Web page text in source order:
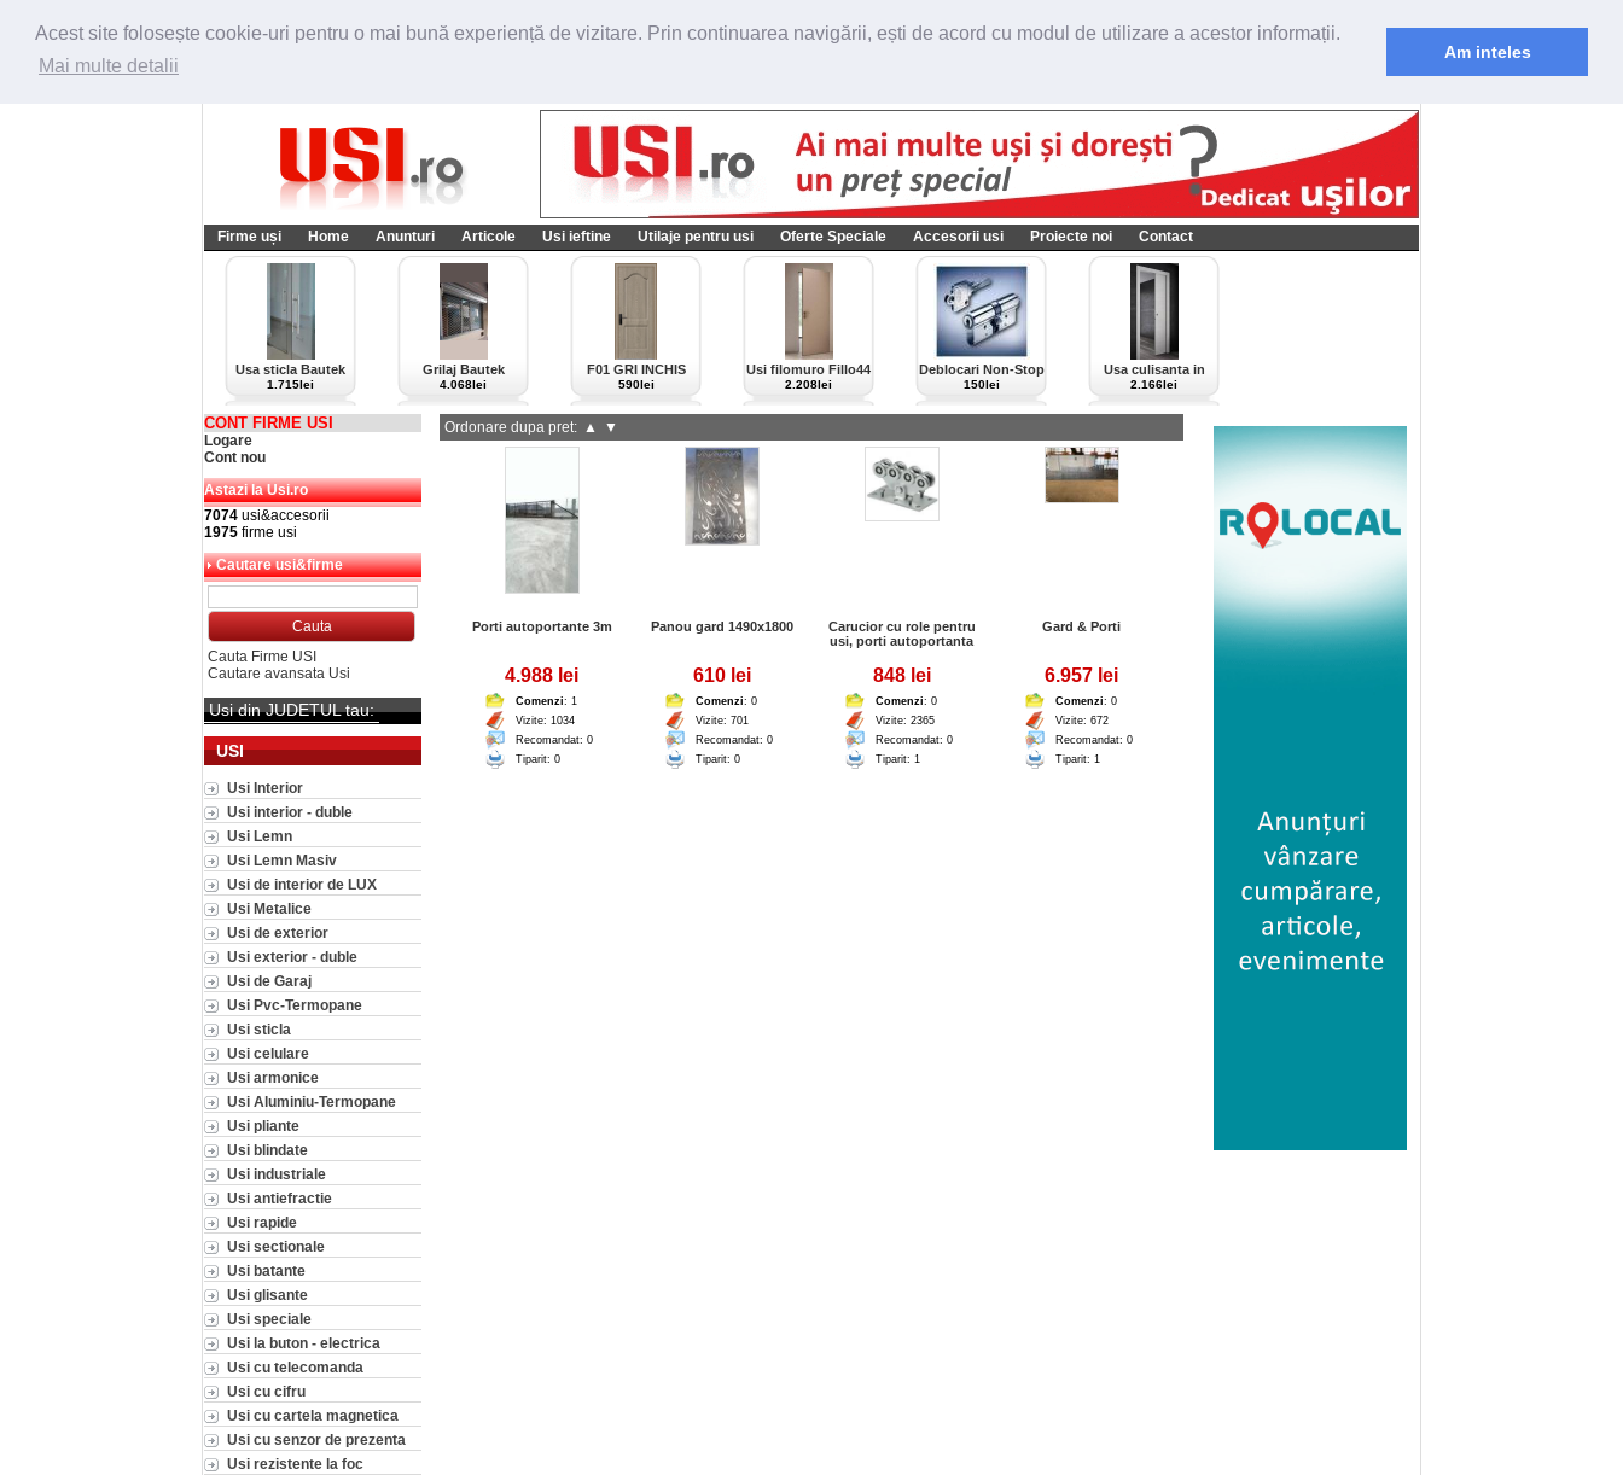
Acest site folosește cookie-uri pentru o mai bună experiență de vizitare. Prin continuarea navigării, ești de acord cu modul de utilizare a acestor informații.
Mai multe detalii
Am inteles
Firme uși Home Anunturi Articole Usi ieftine Utilaje pentru usi Oferte Speciale Accesorii usi Proiecte noi Contact
Usa sticla Bautek
1.715lei
Grilaj Bautek
4.068lei
F01 GRI INCHIS
590lei
Usi filomuro Fillo44
import Italia
2.208lei
Deblocari Non-Stop
150lei
Usa culisanta in
perete Scrigno,
culoare alba-bianco
2.166lei
CONT FIRME USI
Logare
Cont nou
Astazi la Usi.ro
7074 usi&accesorii
1975 firme usi
Cautare usi&firme
Cauta Firme USI
Cautare avansata Usi
Usi din JUDETUL tau:
USI
Usi Interior
Usi interior - duble
Usi Lemn
Usi Lemn Masiv
Usi de interior de LUX
Usi Metalice
Usi de exterior
Usi exterior - duble
Usi de Garaj
Usi Pvc-Termopane
Usi sticla
Usi celulare
Usi armonice
Usi Aluminiu-Termopane
Usi pliante
Usi blindate
Usi industriale
Usi antiefractie
Usi rapide
Usi sectionale
Usi batante
Usi glisante
Usi speciale
Usi la buton - electrica
Usi cu telecomanda
Usi cu cifru
Usi cu cartela magnetica
Usi cu senzor de prezenta
Usi rezistente la foc
Ordonare dupa pret: ▲ ▼
Porti autoportante 3m
4.988 lei
Comenzi: 1
Vizite: 1034
Recomandat: 0
Tiparit: 0
Panou gard 1490x1800
610 lei
Comenzi: 0
Vizite: 701
Recomandat: 0
Tiparit: 0
Carucior cu role pentru
usi, porti autoportanta
848 lei
Comenzi: 0
Vizite: 2365
Recomandat: 0
Tiparit: 1
Gard & Porti
6.957 lei
Comenzi: 0
Vizite: 672
Recomandat: 0
Tiparit: 1